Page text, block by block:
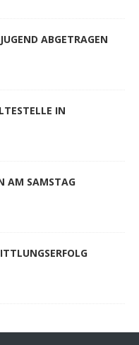
ABGETRAGEN
IN
AM SAMSTAG